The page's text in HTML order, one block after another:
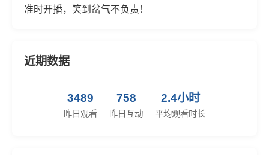
准时开播，笑到岔气不负责！
近期数据
3489
昨日观看
758
昨日互动
2.4小时
平均观看时长